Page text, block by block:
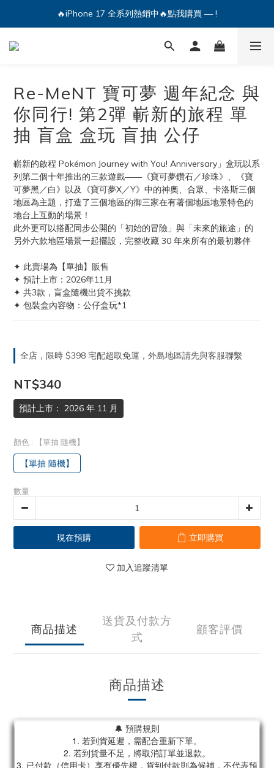
🔥iPhone 17 全系列熱銷中🔥點我購買 — !
🔥iPhone 17 全系列熱銷中🔥點我購買 — !
💕加入Q哥 Line 新好友領優惠券！🎫
Re-MeNT 寶可夢 週年紀念 與
你同行! 第2彈 嶄新的旅程 單
抽 盲盒 盒玩 盲抽 公仔
嶄新的啟程 Pokémon Journey with You! Anniversary」盒玩以系
列第二個十年推出的三款遊戲——《寶可夢鑽石／珍珠》、《寶
可夢黑／白》以及《寶可夢X／Y》中的神奧、合眾、卡洛斯三個
地區為主題，打造了三個地區的御三家在有著個地區地景特色的
地台上互動的場景！
此外更可以搭配同步公開的「初始的冒險」與「未來的旅途」的
另外六款地區場景一起擺設，完整收藏 30 年來所有的最初夥伴
✦ 此賣場為【單抽】販售
✦ 預計上市：2026年11月
✦ 共3款，盲盒隨機出貨不挑款
✦ 包裝盒內容物：公仔盒玩*1
全店，限時 $398 宅配超取免運，外島地區請先與客服聯繫
NT$340
預計上市： 2026 年 11 月
顏色 : 【單抽 隨機】
【單抽 隨機】
數量
現在預購 立即購買
加入追蹤清單
商品描述
送貨及付款方
式
顧客評價
商品描述
🔔 預購規則
1. 若到貨延遲，需配合重新下單。
2. 若到貨量不足，將取消訂單並退款。
3. 已付款（信用卡）享有優先權，貨到付款則為候補，不代表預